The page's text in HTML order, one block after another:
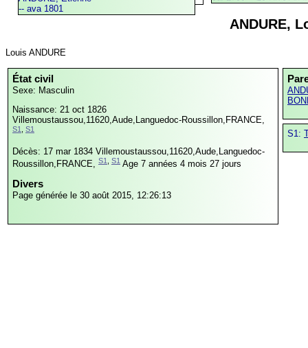
-- ava 1801
ANDURE,
Louis ANDURE
État civil
Sexe: Masculin
Naissance: 21 oct 1826
Villemoustaussou,11620,Aude,Languedoc-Roussillon,FRANCE,
S1 S1
Décès: 17 mar 1834 Villemoustaussou,11620,Aude,Languedoc-
Roussillon,FRANCE, S1 S1 Age 7 années 4 mois 27 jours
Divers
Page générée le 30 août 2015, 12:26:13
S1: